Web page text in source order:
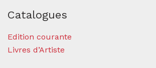
Catalogues
Edition courante
Livres d’Artiste